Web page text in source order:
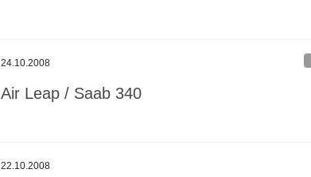
24.10.2008
Air Leap / Saab 340
22.10.2008